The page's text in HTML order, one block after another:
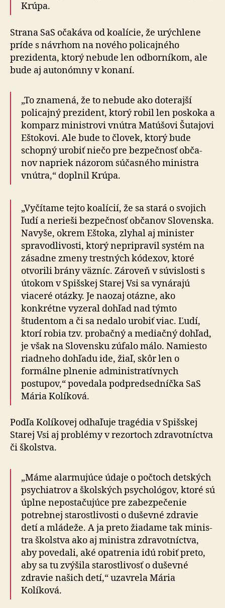
Krúpa.
Strana SaS očakáva od koalície, že urýchlene
príde s ná­vrhom na nového policajného
prezidenta, ktorý nebude len odborníkom, ale
bude aj autonómny v konaní.
„To znamená, že to nebude ako doterajší
policajný pre­zi­dent, ktorý robil len poskoka a
komparz ministrovi vnútra Matúšovi Šutajovi
Eštokovi. Ale bude to človek, ktorý bude
schopný urobiť niečo pre bezpečnosť ob­ča­
nov napriek názorom súčasného ministra
vnútra,“ do­plnil Krúpa.
„Vyčítame tejto koalícií, že sa stará o svojich
ľudí a ne­rieši bezpečnosť občanov Slovenska.
Navyše, okrem Eštoka, zlyhal aj minister
spravodlivosti, ktorý ne­pri­pravil systém na
zásadne zmeny trestných kódexov, ktoré
otvorili brány väzníc. Zároveň v súvislosti s
úto­kom v Spišskej Starej Vsi sa vynárajú
viaceré otázky. Je naozaj otázne, ako
konkrétne vyzeral dohľad nad týmto
študentom a či sa nedalo urobiť viac. Ľudí,
ktorí robia tzv. probačný a mediačný dohľad,
je však na Slovensku zúfalo málo. Namiesto
riadneho dohľadu ide, žiaľ, skôr len o
formálne plnenie administratívnych
postupov,“ povedala podpredsedníčka SaS
Mária Kolíková.
Podľa Kolíkovej odhaľuje tragédia v Spišskej
Starej Vsi aj problémy v rezortoch zdravotníctva
či školstva.
„Máme alarmujúce údaje o počtoch detských
psy­chia­trov a školských psychológov, ktoré sú
úplne ne­po­sta­ču­jú­ce pre zabezpečenie
potrebnej starostlivosti o du­šev­né zdravie
detí a mládeže. A ja preto žiadame tak mi­nis­
tra školstva ako aj mi­nis­tra zdravotníctva,
aby povedali, aké opatrenia idú robiť preto,
aby sa tu zvýšila sta­ros­tli­vosť o duševné
zdravie našich detí,“ uzavrela Mária
Kolíková.